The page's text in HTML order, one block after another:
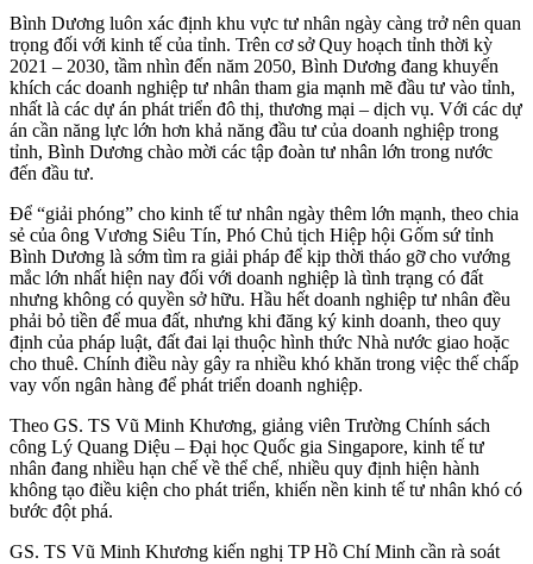
Bình Dương luôn xác định khu vực tư nhân ngày càng trở nên quan
trọng đối với kinh tế của tỉnh. Trên cơ sở Quy hoạch tỉnh thời kỳ
2021 – 2030, tầm nhìn đến năm 2050, Bình Dương đang khuyến
khích các doanh nghiệp tư nhân tham gia mạnh mẽ đầu tư vào tỉnh,
nhất là các dự án phát triển đô thị, thương mại – dịch vụ. Với các dự
án cần năng lực lớn hơn khả năng đầu tư của doanh nghiệp trong
tỉnh, Bình Dương chào mời các tập đoàn tư nhân lớn trong nước
đến đầu tư.
Để “giải phóng” cho kinh tế tư nhân ngày thêm lớn mạnh, theo chia
sẻ của ông Vương Siêu Tín, Phó Chủ tịch Hiệp hội Gốm sứ tỉnh
Bình Dương là sớm tìm ra giải pháp để kịp thời tháo gỡ cho vướng
mắc lớn nhất hiện nay đối với doanh nghiệp là tình trạng có đất
nhưng không có quyền sở hữu. Hầu hết doanh nghiệp tư nhân đều
phải bỏ tiền để mua đất, nhưng khi đăng ký kinh doanh, theo quy
định của pháp luật, đất đai lại thuộc hình thức Nhà nước giao hoặc
cho thuê. Chính điều này gây ra nhiều khó khăn trong việc thế chấp
vay vốn ngân hàng để phát triển doanh nghiệp.
Theo GS. TS Vũ Minh Khương, giảng viên Trường Chính sách
công Lý Quang Diệu – Đại học Quốc gia Singapore, kinh tế tư
nhân đang nhiều hạn chế về thể chế, nhiều quy định hiện hành
không tạo điều kiện cho phát triển, khiến nền kinh tế tư nhân khó có
bước đột phá.
GS. TS Vũ Minh Khương kiến nghị TP Hồ Chí Minh cần rà soát